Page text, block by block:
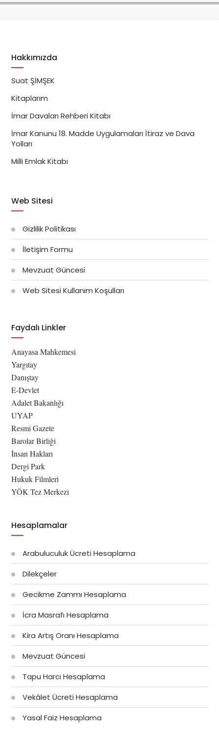
Hakkımızda
Suat ŞİMŞEK
Kitaplarım
İmar Davaları Rehberi Kitabı
İmar Kanunu 18. Madde Uygulamaları İtiraz ve Dava
Yolları
Milli Emlak Kitabı
Web Sitesi
Gizlilik Politikası
İletişim Formu
Mevzuat Güncesi
Web Sitesi Kullanım Koşulları
Faydalı Linkler
Anayasa Mahkemesi
Yargıtay
Danıştay
E-Devlet
Adalet Bakanlığı
UYAP
Resmi Gazete
Barolar Birliği
İnsan Hakları
Dergi Park
Hukuk Filmleri
YÖK Tez Merkezi
Hesaplamalar
Arabuluculuk Ücreti Hesaplama
Dilekçeler
Gecikme Zammı Hesaplama
İcra Masrafı Hesaplama
Kira Artış Oranı Hesaplama
Mevzuat Güncesi
Tapu Harcı Hesaplama
Vekâlet Ücreti Hesaplama
Yasal Faiz Hesaplama